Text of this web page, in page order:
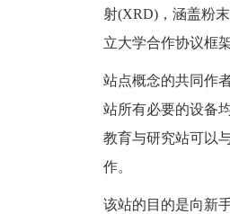
射(XRD)，涵盖粉
立大学合作协议框
站点概念的共同作
站所有必要的设备
教育与研究站可以
作。
该站的目的是向新